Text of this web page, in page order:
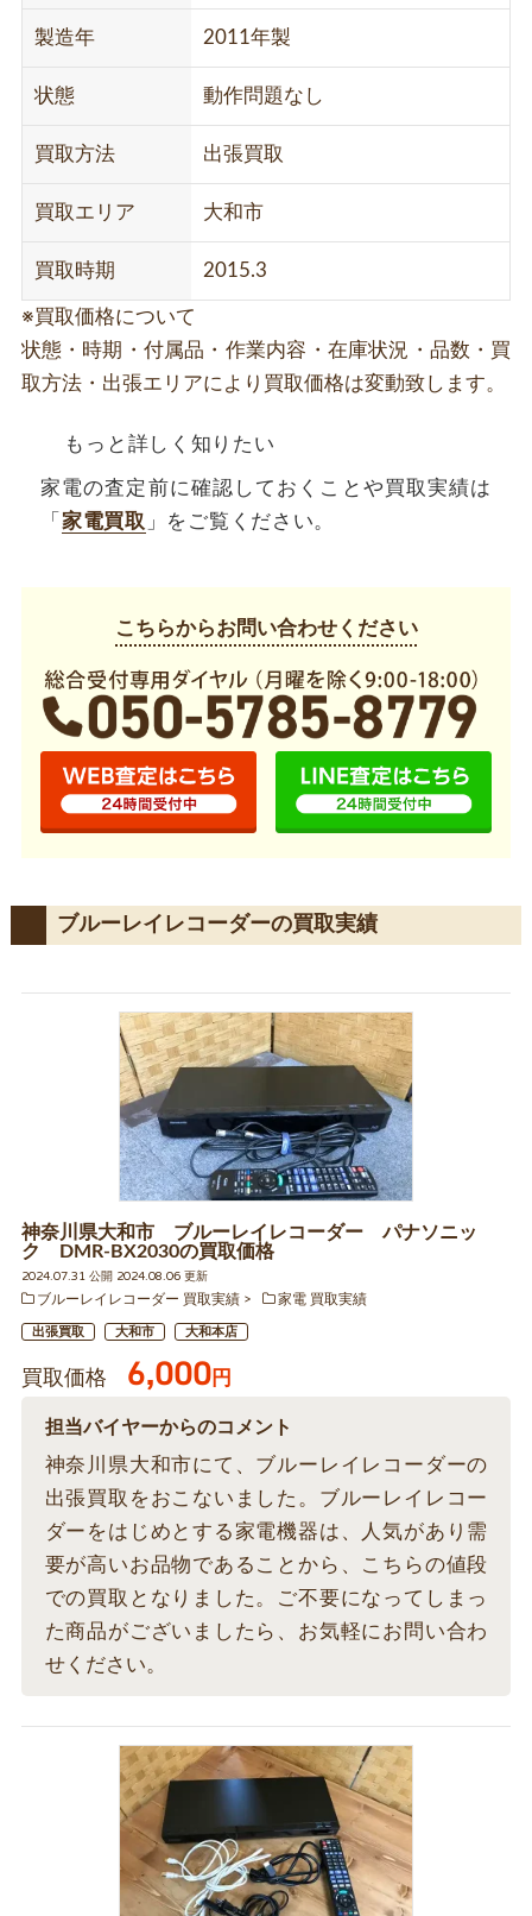
製造年 2011年製
状態 動作問題なし
買取方法 出張買取
買取エリア 大和市
買取時期 2015.3
※買取価格について
状態・時期・付属品・作業内容・在庫状況・品数・買
取方法・出張エリアにより買取価格は変動致します。
もっと詳しく知りたい
家電の査定前に確認しておくことや買取実績は
「 家電買取 」をご覧ください。
こちらからお問い合わせください
ブルーレイレコーダーの買取実績
神奈川県大和市 ブルーレイレコーダー パナソニッ
ク DMR-BX2030の買取価格
2024.07.31 公開 2024.08.06 更新
ブルーレイレコーダー 買取実績
家電 買取実績
出張買取 大和市 大和本店
買取価格 6,000円
担当バイヤーからのコメント
神奈川県大和市にて、ブルーレイレコーダーの
出張買取をおこないました。ブルーレイレコー
ダーをはじめとする家電機器は、人気があり需
要が高いお品物であることから、こちらの値段
での買取となりました。ご不要になってしまっ
た商品がございましたら、お気軽にお問い合わ
せください。